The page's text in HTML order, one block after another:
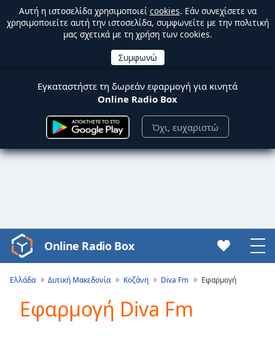
Αυτή η ιστοσελίδα χρησιμοποιεί cookies. Εάν συνεχίσετε να
χρησιμοποιείτε αυτή την ιστοσελίδα, συμφωνείτε με την πολιτική
μας σχετικά με τη χρήση των cookies.
Εγκαταστήστε τη δωρεάν εφαρμογή για κινητά
Online Radio Box
Όχι, ευχαριστώ
Video
Player
Video
Online Radio Box
Ελλάδα Δυτική Μακεδονία Κοζάνη Diva Fm Εφαρμογή
Εφαρμογή Diva Fm